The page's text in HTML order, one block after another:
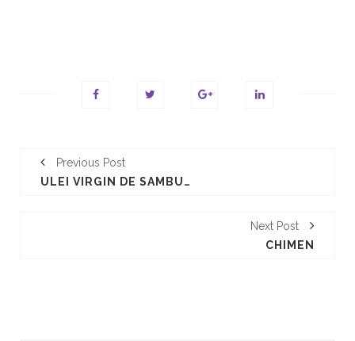
Previous Post
ULEI VIRGIN DE SAMBURI DE STRUGURI
Next Post
CHIMEN